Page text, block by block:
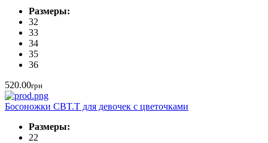
Размеры:
32
33
34
35
36
520.00грн
Босоножки CBT.T для девочек с цветочками
Размеры:
22